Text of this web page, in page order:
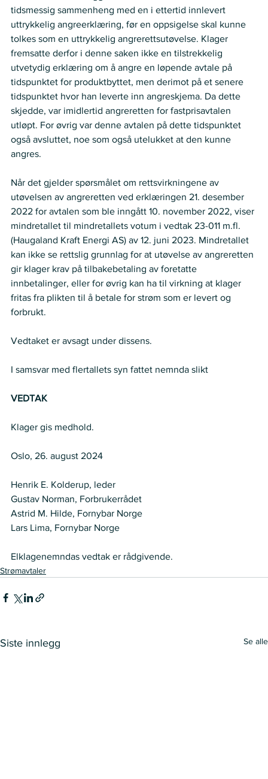
tidsmessig sammenheng med en i ettertid innlevert
uttrykkelig angreerklæring, før en oppsigelse skal kunne
tolkes som en uttrykkelig angrerettsutøvelse. Klager
fremsatte derfor i denne saken ikke en tilstrekkelig
utvetydig erklæring om å angre en løpende avtale på
tidspunktet for produktbyttet, men derimot på et senere
tidspunktet hvor han leverte inn angreskjema. Da dette
skjedde, var imidlertid angreretten for fastprisavtalen
utløpt. For øvrig var denne avtalen på dette tidspunktet
også avsluttet, noe som også utelukket at den kunne
angres.
Når det gjelder spørsmålet om rettsvirkningene av
utøvelsen av angreretten ved erklæringen 21. desember
2022 for avtalen som ble inngått 10. november 2022, viser
mindretallet til mindretallets votum i vedtak 23-011 m.fl.
(Haugaland Kraft Energi AS) av 12. juni 2023. Mindretallet
kan ikke se rettslig grunnlag for at utøvelse av angreretten
gir klager krav på tilbakebetaling av foretatte
innbetalinger, eller for øvrig kan ha til virkning at klager
fritas fra plikten til å betale for strøm som er levert og
forbrukt.
Vedtaket er avsagt under dissens.
I samsvar med flertallets syn fattet nemnda slikt
VEDTAK
Klager gis medhold.
Oslo, 26. august 2024
Henrik E. Kolderup, leder
Gustav Norman, Forbrukerrådet
Astrid M. Hilde, Fornybar Norge
Lars Lima, Fornybar Norge
Elklagenemndas vedtak er rådgivende.
Strømavtaler
Siste innlegg Se alle